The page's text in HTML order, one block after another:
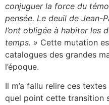
conjuguer la force du
pensée. Le deuil de Jean-
l’ont obligée à habiter les
temps. » Cette mutation
catalogues des grandes
l’époque.
Il m’a fallu relire ces
quel point cette transition